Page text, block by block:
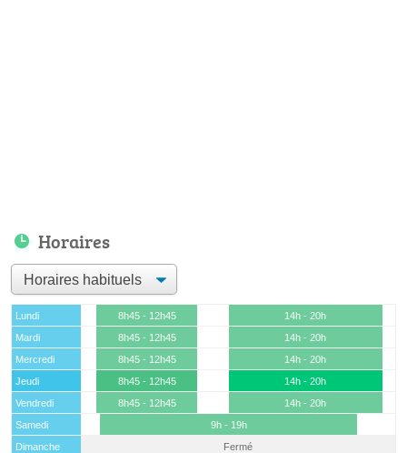
Horaires
Lundi 8h45 - 12h45
14h - 20h
Mardi
8h45 - 12h45
14h - 20h
Mercredi
8h45 - 12h45
14h - 20h
Jeudi
8h45 - 12h45
14h - 20h
Vendredi
8h45 - 12h45
14h - 20h
Samedi
9h - 19h
Dimanche
Fermé